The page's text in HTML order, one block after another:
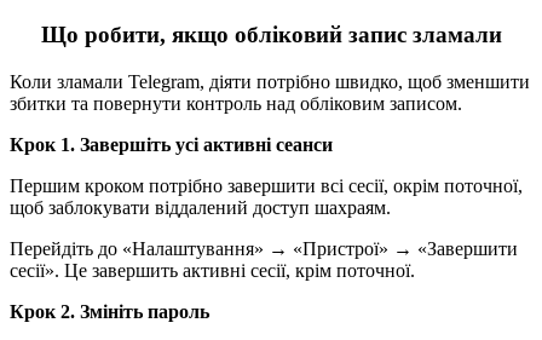
Що робити, якщо обліковий запис зламали
Коли зламали Telegram, діяти потрібно швидко, щоб зменшити
збитки та повернути контроль над обліковим записом.
Крок 1. Завершіть усі активні сеанси
Першим кроком потрібно завершити всі сесії, окрім поточної,
щоб заблокувати віддалений доступ шахраям.
Перейдіть до «Налаштування» → «Пристрої» → «Завершити
сесії». Це завершить активні сесії, крім поточної.
Крок 2. Змініть пароль